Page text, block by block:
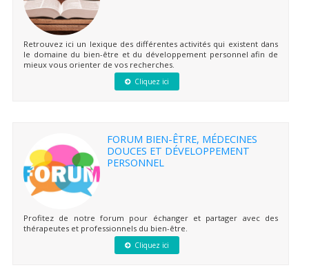
Retrouvez ici un lexique des différentes activités qui existent dans
le domaine du bien-être et du développement personnel afin de
mieux vous orienter de vos recherches.
Cliquez ici
FORUM BIEN-ÊTRE, MÉDECINES
DOUCES ET DÉVELOPPEMENT
PERSONNEL
Profitez de notre forum pour échanger et partager avec des
thérapeutes et professionnels du bien-être.
Cliquez ici